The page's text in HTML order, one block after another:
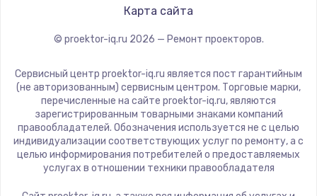
Hisense
Карта сайта
© proektor-iq.ru 2026 — Ремонт проекторов.
Сервисный центр proektor-iq.ru является пост гарантийным
(не авторизованным) сервисным центром. Торговые марки,
перечисленные на сайте proektor-iq.ru, являются
зарегистрированным товарными знаками компаний
правообладателей. Обозначения используется не с целью
индивидуализации соответствующих услуг по ремонту, а с
целью информирования потребителей о предоставляемых
услугах в отношении техники правообладателя